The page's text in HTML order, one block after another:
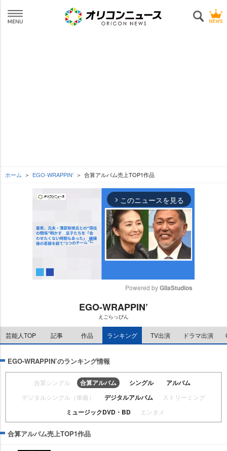
ホーム EGO-WRAPPIN’ 合算アルバム売上TOP1作品
arrow_forward_ios このニュースを見る
t
e
Powered by GliaStudios
EGO-WRAPPIN’
えごらっぴん
芸能人TOP 記事 作品 ランキング TV出演 ドラマ出演
EGO-WRAPPIN’のランキング情報
合算シングル 合算アルバム シングル アルバム
デジタルシングル（単曲） デジタルアルバム ストリーミング
ミュージックDVD・BD エンタメ
合算アルバム売上TOP1作品